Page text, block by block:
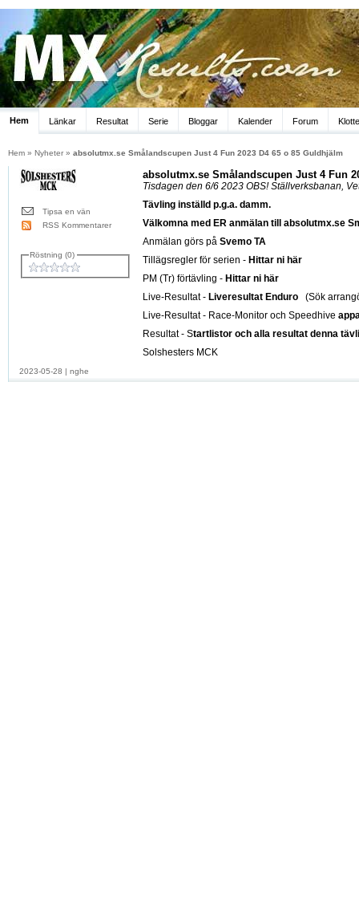
Hem Länkar Resultat Serie Bloggar Kalender Forum
Hem » Nyheter » absolutmx.se Smålandscupen Just 4 Fun 2023 D4 65 o 85 Guldhjälm
Tipsa en vän
RSS Kommentarer
Röstning (0)
absolutmx.se Smålandscupen Just 4 Fun
Tisdagen den 6/6 2023 OBS! Ställverksbanan,
Tävling inställd p.g.a. damm.
Välkomna med ER anmälan till absolutmx.se
Anmälan görs på Svemo TA
Tillägsregler för serien - Hittar ni här
PM (Tr) förtävling - Hittar ni här
Live-Resultat - Liveresultat Enduro
(Sök
Live-Resultat - Race-Monitor och Speedhive
Resultat - Startlistor och alla resultat denna
Solshesters MCK
2023-05-28 | nghe